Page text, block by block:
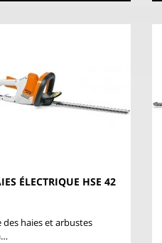
ÉLECTRIQUE HSE 42
des haies et arbustes